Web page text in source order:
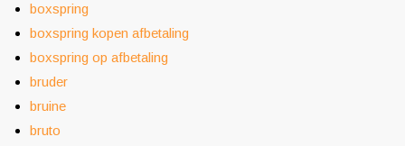
boxspring
boxspring kopen afbetaling
boxspring op afbetaling
bruder
bruine
bruto